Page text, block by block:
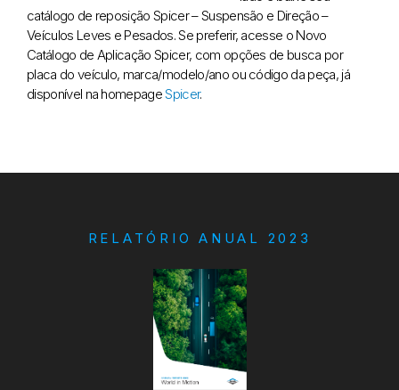
catálogo de reposição Spicer – Suspensão e Direção –
Veículos Leves e Pesados. Se preferir, acesse o Novo
Catálogo de Aplicação Spicer, com opções de busca por
placa do veículo, marca/modelo/ano ou código da peça, já
disponível na homepageSpicer.
RELATÓRIO ANUAL 2023